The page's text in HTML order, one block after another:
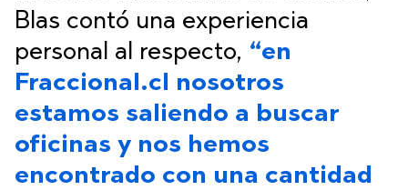
Blas contó una experiencia
personal al respecto, “en
Fraccional.cl nosotros
estamos saliendo a buscar
oficinas y nos hemos
encontrado con una cantidad